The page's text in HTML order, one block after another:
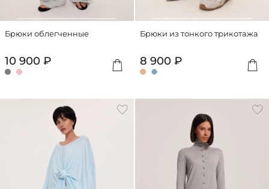
Брюки облегченные
10 900 ₽
Брюки из тонкого трикотажа
8 900 ₽